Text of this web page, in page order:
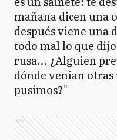
mañana dicen una
después viene una
todo mal lo que
rusa… ¿Alguien
dónde venían otras
pusimos?"
Ads